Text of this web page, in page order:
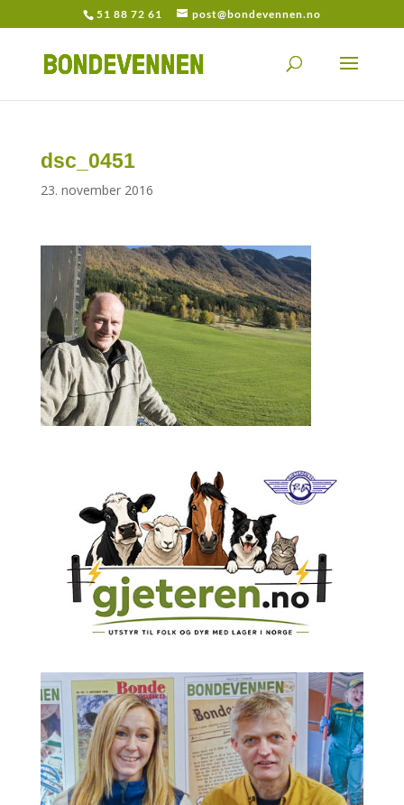
51 88 72 61 post@bondevennen.no
dsc_0451
23. november 2016